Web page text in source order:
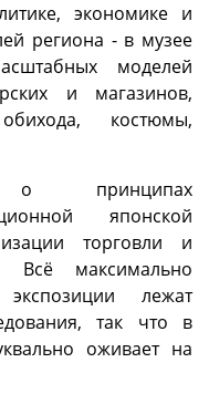
экономике и
региона - в музее
моделей
и магазинов,
костюмы,
о принципах
японской
торговли и
Всё максимально
лежат
так что в
оживает на